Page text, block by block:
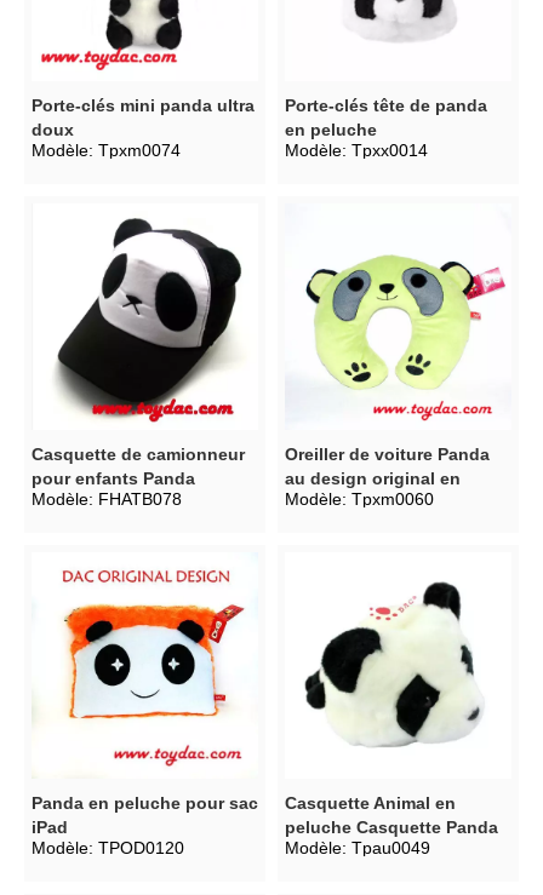
Porte-clés mini panda ultra
doux
Modèle: Tpxm0074
Porte-clés tête de panda
en peluche
Modèle: Tpxx0014
Casquette de camionneur
pour enfants Panda
Cartoon
Modèle: FHATB078
Oreiller de voiture Panda
au design original en
peluche
Modèle: Tpxm0060
Panda en peluche pour sac
iPad
Modèle: TPOD0120
Casquette Animal en
peluche Casquette Panda
Modèle: Tpau0049